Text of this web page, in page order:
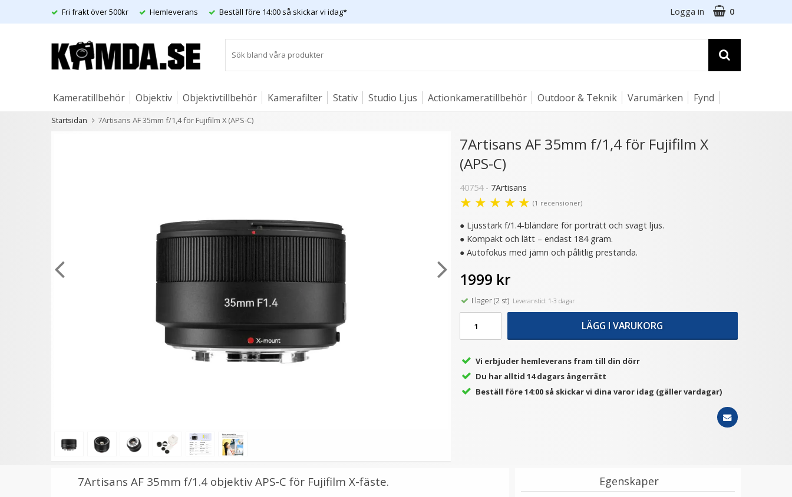
Fri frakt över 500kr Hemleverans Beställ före 14:00 så skickar vi idag* Logga in 0
Kameratillbehör Objektiv Objektivtillbehör Kamerafilter Stativ Studio Ljus Actionkameratillbehör Outdoor & Teknik Varumärken Fynd
Artiklar
Startsidan 7Artisans AF 35mm f/1,4 för Fujifilm X (APS-C)
62mm
★★★
79 kr 129 kr
LÄGG I VARUKORG
JJC Mjuk avtryckarknapp
konkav Soft release
button - Guld
★
69 kr
LÄGG I VARUKORG
JJC Motljusskydd
motsvarar Canon EW-63II
★★ ★
LÄGG I VARUKORG
JJC Motljusskydd
motsvarar Canon EW-73B
★ ★★
LÄGG I VARUKORG
JJC Mjuk avtryckarknapp
konkav Soft release
button - Svart
7Artisans AF 35mm f/1,4 för Fujifilm X
(APS-C)
40754 - 7Artisans
★ ★ ★ ★ ★ (1 recensioner)
● Ljusstark f/1.4-bländare för porträtt och svagt ljus.
● Kompakt och lätt – endast 184 gram.
● Autofokus med jämn och pålitlig prestanda.
1999 kr
I lager (2 st)Leveranstid: 1-3 dagar
LÄGG I VARUKORG
Vi erbjuder hemleverans fram till din dörr
Du har alltid 14 dagars ångerrätt
Beställ före 14:00 så skickar vi dina varor idag (gäller vardagar)
7Artisans AF 35mm f/1.4 objektiv APS-C för Fujifilm X-fäste. Egenskaper